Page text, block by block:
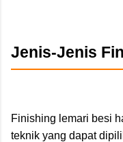
Jenis-Jenis
Finishing lemari besi
teknik yang dapat